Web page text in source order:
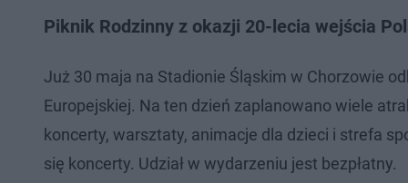
Piknik Rodzinny z okazji 20-lecia wejścia
Już 30 maja na Stadionie Śląskim w Chorzowie
Europejskiej. Na ten dzień zaplanowano wiele
koncerty, warsztaty, animacje dla dzieci i strefa
się koncerty. Udział w wydarzeniu jest bezpłatny.